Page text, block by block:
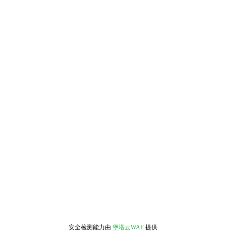
安全检测能力由 堡塔云WAF 提供